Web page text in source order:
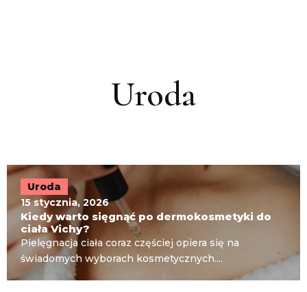
Uroda
Uroda
15 stycznia, 2026
Kiedy warto sięgnąć po dermokosmetyki do
ciała Vichy?
Pielęgnacja ciała coraz częściej opiera się na
świadomych wyborach kosmetycznych....